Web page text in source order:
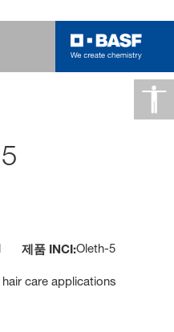
제품 INCI:Oleth-5
care applications